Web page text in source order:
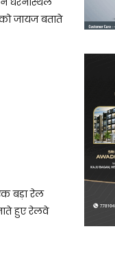
जायज बताते
बड़ा रेल
हुए रेलवे